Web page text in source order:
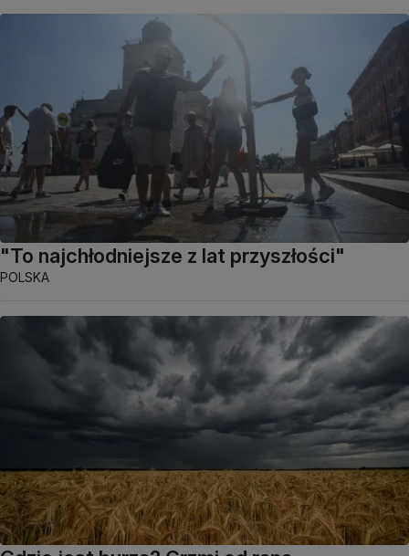
"To najchłodniejsze z lat przyszłości"
POLSKA